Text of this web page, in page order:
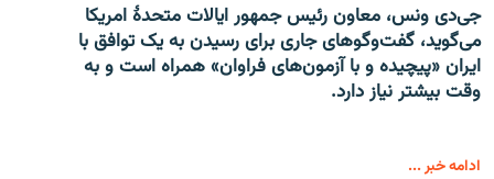
جی‌دی ونس، معاون رئیس جمهور ایالات متحدۀ امریکا
می‌گوید، گفت‌وگوهای جاری برای رسیدن به یک توافق با
ایران «پیچیده و با آزمون‌های فراوان» همراه است و به
وقت بیشتر نیاز دارد.
ادامه خبر ...